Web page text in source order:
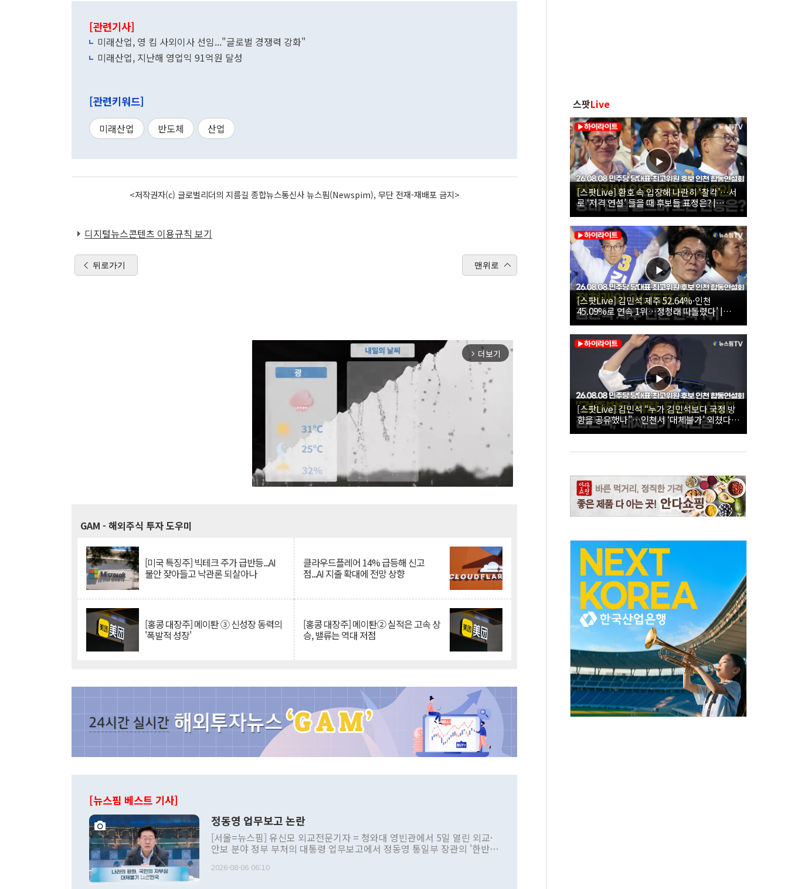
[관련기사]
미래산업, 영 킴 사외이사 선임..."글로벌 경쟁력 강화"
미래산업, 지난해 영업익 91억원 달성
[관련키워드]
미래산업 반도체 산업
<저작권자(c) 글로벌리더의 지름길 종합뉴스통신사 뉴스핌(Newspim), 무단 전재-재배포 금지>
디지털뉴스콘텐츠 이용규칙 보기
뒤로가기 맨위로
arrow_forward_ios 더보기
GAM - 해외주식 투자 도우미
[미국 특징주] 빅테크 주가 급반등...AI
불안 잦아들고 낙관론 되살아나
클라우드플레어 14% 급등해 신고
점...AI 지출 확대에 전망 상향
[홍콩 대장주] 메이퇀 ③ 신성장 동력의
'폭발적 성장'
[홍콩 대장주] 메이퇀② 실적은 고속 상
승, 밸류는 역대 저점
[뉴스핌 베스트 기사]
정동영 업무보고 논란
[서울=뉴스핌] 유신모 외교전문기자 = 청와대 영빈관에서 5일 열린 외교·
안보 분야 정부 부처의 대통령 업무보고에서 정동영 통일부 장관의 '한반도
발언 중에는 정부 내 조율을 거치지 않은 사안을 정책으로 추진하겠다고 공
2026-08-06 06:10
스팟Live
[스팟Live] 환호 속 입장해 나란히 ‘찰칵’…서
로 ‘저격 연설’ 들을 때 후보들 표정은? |
26.08.08 더불어민주당 당대표·최고위원 후
보 인천 합동연설회
[스팟Live] 김민석 제주 52.64%·인천
45.09%로 연속 1위…정청래 따돌렸다’ |
26.08.08 더불어민주당 당대표·최고위원 후
보 인천 합동연설회
[스팟Live] 김민석 “누가 김민석보다 국정 방
향을 공유했나”…인천서 ‘대체불가’ 외쳤다 |
26.08.08 더불어민주당 당대표·최고위원 후